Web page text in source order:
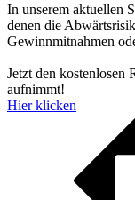
In unserem aktuellen
denen die
Gewinnmitnahmen
Jetzt den kostenlosen
aufnimmt!
Hier klicken